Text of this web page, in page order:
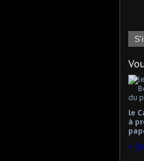
le
à